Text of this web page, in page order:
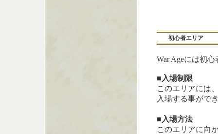
初心者エリア
War Ageには初
■入場制限
このエリアには
入場する事がで
■入場方法
このエリアに向